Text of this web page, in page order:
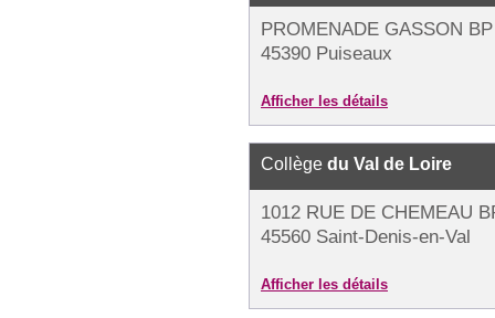
PROMENADE GASSON
45390 Puiseaux
Afficher les détails
Collège du Val de Loire
1012 RUE DE CHEMEAU
45560 Saint-Denis-en-Val
Afficher les détails